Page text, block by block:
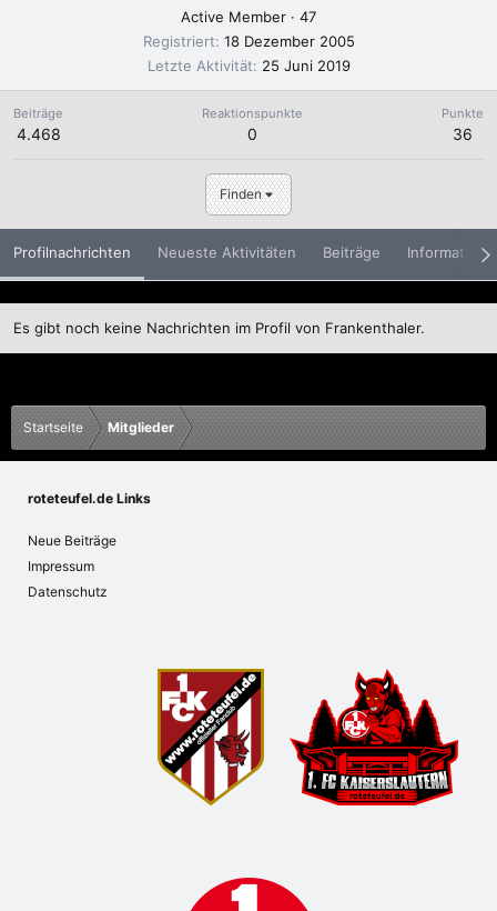
Active Member · 47
Registriert 18 Dezember 2005
Letzte Aktivität
25 Juni 2019
Beiträge
4.468
Reaktionspunkte
0
Punkte
36
Finden
Profilnachrichten Neueste Aktivitäten Beiträge
Es gibt noch keine Nachrichten im Profil von Frankenthaler.
Startseite Mitglieder
roteteufel.de Links
Neue Beiträge
Impressum
Datenschutz